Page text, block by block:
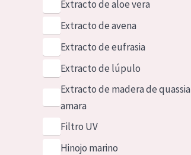
Extracto de aloe vera
Extracto de avena
Extracto de eufrasia
Extracto de lúpulo
Extracto de madera de quassia
amara
Filtro UV
Hinojo marino